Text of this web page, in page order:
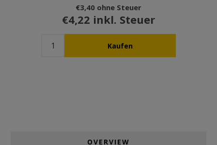
€3,40 ohne Steuer
€4,22 inkl. Steuer
OVERVIEW